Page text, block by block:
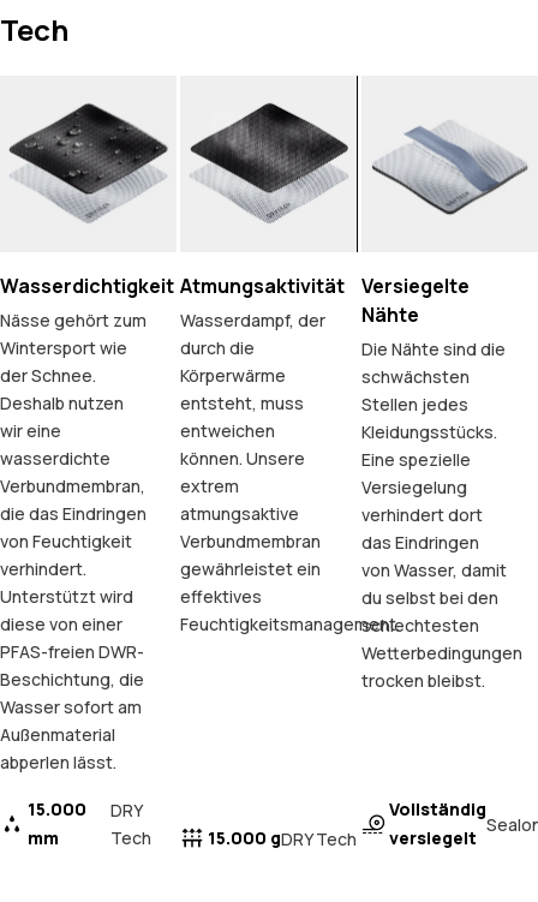
Tech
Wasserdichtigkeit
Nässe gehört zum
Wintersport wie
der Schnee.
Deshalb nutzen
wir eine
wasserdichte
Verbundmembran,
die das Eindringen
von Feuchtigkeit
verhindert.
Unterstützt wird
diese von einer
PFAS-freien DWR-
Beschichtung, die
Wasser sofort am
Außenmaterial
abperlen lässt.
15.000
mm
DRY
Tech
Atmungsaktivität
Wasserdampf, der
durch die
Körperwärme
entsteht, muss
entweichen
können. Unsere
extrem
atmungsaktive
Verbundmembran
gewährleistet ein
effektives
Feuchtigkeitsmanagement.
15.000 gDRY Tech
Versiegelte
Nähte
Die Nähte sind die
schwächsten
Stellen jedes
Kleidungsstücks.
Eine spezielle
Versiegelung
verhindert dort
das Eindringen
von Wasser, damit
du selbst bei den
schlechtesten
Wetterbedingungen
trocken bleibst.
Vollständig
versiegelt